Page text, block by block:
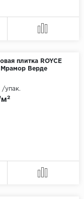
плитка ROYCE
Верде
/упак.